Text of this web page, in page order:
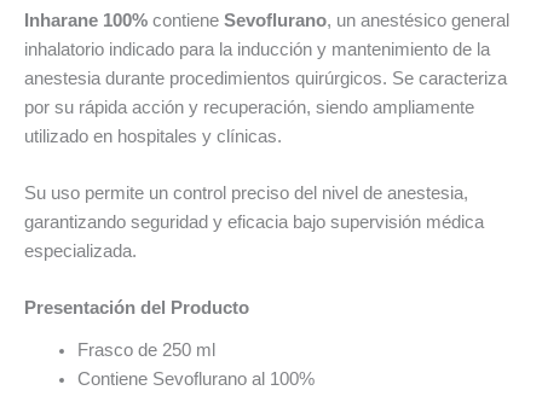
Inharane 100% contiene Sevoflurano, un anestésico general
inhalatorio indicado para la inducción y mantenimiento de la
anestesia durante procedimientos quirúrgicos. Se caracteriza
por su rápida acción y recuperación, siendo ampliamente
utilizado en hospitales y clínicas.
Su uso permite un control preciso del nivel de anestesia,
garantizando seguridad y eficacia bajo supervisión médica
especializada.
Presentación del Producto
Frasco de 250 ml
Contiene Sevoflurano al 100%